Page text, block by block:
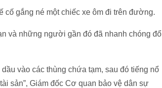
gắng né một chiếc xe ôm đi trên đường.
và những người gần đó đã nhanh chóng đổ
vào các thùng chứa tạm, sau đó tiếng nổ
sản”, Giám đốc Cơ quan bảo vệ dân sự